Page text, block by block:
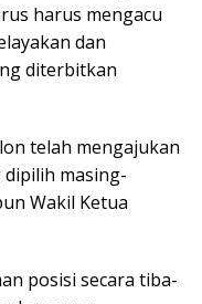
harus mengacu
dan
diterbitkan
telah mengajukan
masing-
Wakil Ketua
posisi secara tiba-